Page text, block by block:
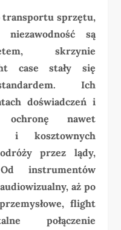
transportu sprzętu,
są
skrzynie
case stały się
Ich
doświadczeń i
ochronę nawet
i kosztownych
przez lądy,
instrumentów
aż po
flight
połączenie